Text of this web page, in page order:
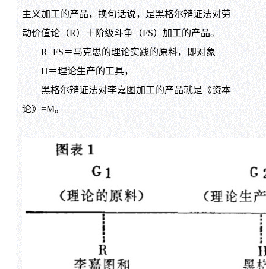
主义加工的产品，换句话说，是黑格尔辩证法对劳
动价值论（R）＋阶级斗争（FS）加工的产品。
R+FS＝马克思的理论实践的原料，即对象
H＝理论生产的工具，
黑格尔辩证法对李嘉图加工的产品就是《资本
论》=M。